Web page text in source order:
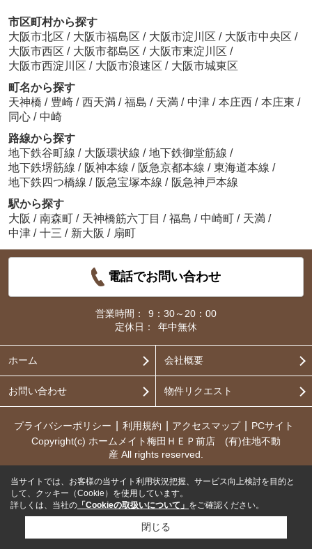
市区町村から探す
大阪市北区 / 大阪市福島区 / 大阪市淀川区 / 大阪市中央区 /
大阪市西区 / 大阪市都島区 / 大阪市東淀川区 /
大阪市西淀川区 / 大阪市浪速区 / 大阪市城東区
町名から探す
天神橋 / 豊崎 / 西天満 / 福島 / 天満 / 中津 / 本庄西 / 本庄東 /
同心 / 中崎
路線から探す
地下鉄谷町線 / 大阪環状線 / 地下鉄御堂筋線 /
地下鉄堺筋線 / 阪神本線 / 阪急京都本線 / 東海道本線 /
地下鉄四つ橋線 / 阪急宝塚本線 / 阪急神戸本線
駅から探す
大阪 / 南森町 / 天神橋筋六丁目 / 福島 / 中崎町 / 天満 /
中津 / 十三 / 新大阪 / 扇町
電話でお問い合わせ
営業時間：
9：30～20：00
定休日：
年中無休
ホーム 会社概要
お問い合わせ 物件リクエスト
プライバシーポリシー 利用規約 アクセスマップ
PCサイト
Copyright(c) ホームメイト梅田ＨＥＰ前店 (有)住地不動
産 All rights reserved.
当サイトでは、お客様の当サイト利用状況把握、サービス向上検討を目的と
して、クッキー（Cookie）を使用しています。
詳しくは、当社の 「Cookieの取扱いについて」 をご確認ください。
閉じる